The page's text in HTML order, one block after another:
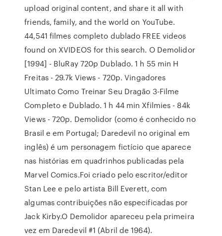
upload original content, and share it all with
friends, family, and the world on YouTube.
44,541 filmes completo dublado FREE videos
found on XVIDEOS for this search. O Demolidor
[1994] - BluRay 720p Dublado. 1 h 55 min H
Freitas - 29.7k Views - 720p. Vingadores
Ultimato Como Treinar Seu Dragão 3-Filme
Completo e Dublado. 1 h 44 min Xfilmies - 84k
Views - 720p. Demolidor (como é conhecido no
Brasil e em Portugal; Daredevil no original em
inglês) é um personagem fictício que aparece
nas histórias em quadrinhos publicadas pela
Marvel Comics.Foi criado pelo escritor/editor
Stan Lee e pelo artista Bill Everett, com
algumas contribuições não especificadas por
Jack Kirby.O Demolidor apareceu pela primeira
vez em Daredevil #1 (Abril de 1964).